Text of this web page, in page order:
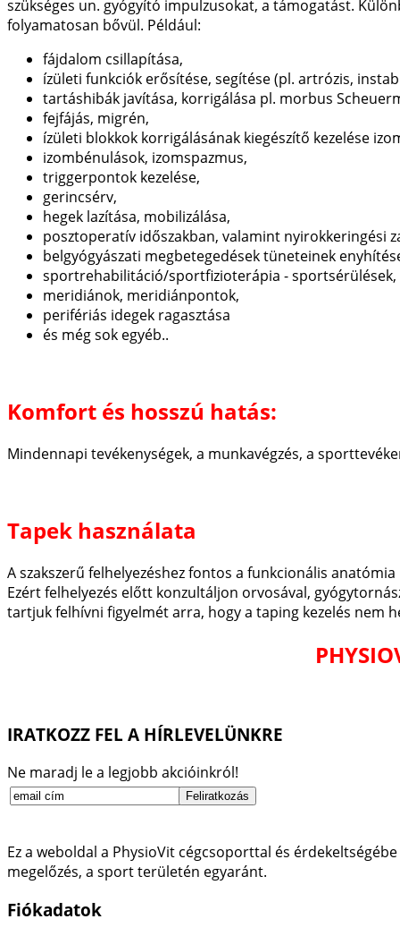
szükséges un. gyógyító impulzusokat, a támogatást.
folyamatosan bővül. Például:
fájdalom csillapítása,
ízületi funkciók erősítése, segítése (pl. artrózis,
tartáshibák javítása, korrigálása pl. morbus
fejfájás, migrén,
ízületi blokkok korrigálásának kiegészítő kezelése
izombénulások, izomspazmus,
triggerpontok kezelése,
gerincsérv,
hegek lazítása, mobilizálása,
posztoperatív időszakban, valamint nyirokkeringési
belgyógyászati megbetegedések tüneteinek
sportrehabilitáció/sportfizioterápia - sportsérülések,
meridiánok, meridiánpontok,
perifériás idegek ragasztása
és még sok egyéb..
Komfort és hosszú hatás:
Mindennapi tevékenységek, a munkavégzés, a
Tapek használata
A szakszerű felhelyezéshez fontos a funkcionális
Ezért felhelyezés előtt konzultáljon orvosával,
tartjuk felhívni figyelmét arra, hogy a taping kezelés nem
IRATKOZZ FEL A HÍRLEVELÜNKRE
Ne maradj le a legjobb akcióinkról!
Ez a weboldal a PhysioVit cégcsoporttal és
megelőzés, a sport területén egyaránt.
Fiókadatok